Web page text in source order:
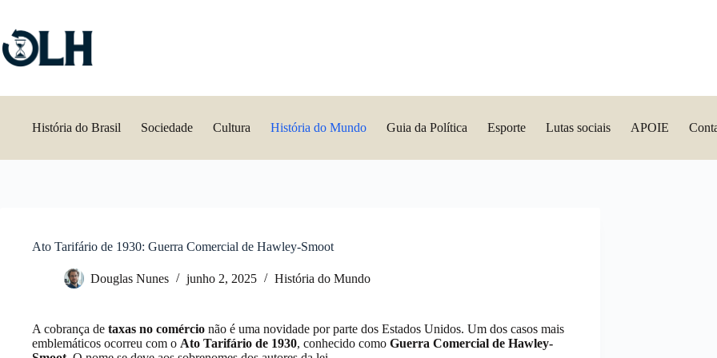
conteúdo
História do Brasil Sociedade Cultura História do Mundo Guia da Política Esporte Lutas sociais APOIE
Ato Tarifário de 1930: Guerra Comercial de Hawley-Smoot
Douglas Nunes junho 2, 2025 História do Mundo
A cobrança de taxas no comércio não é uma novidade por parte dos Estados Unidos. Um dos casos mais
emblemáticos ocorreu com o Ato Tarifário de 1930, conhecido como Guerra Comercial de Hawley-